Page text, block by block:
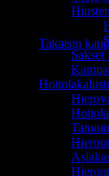
Ostoskori
Takaisin
Sakset